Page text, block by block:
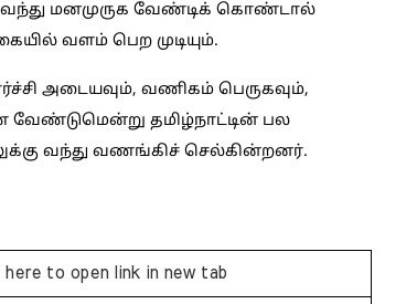
மனமுருக வேண்டிக் கொண்டால்
வளம் பெற முடியும்.
அடையவும், வணிகம் பெருகவும்,
வேண்டுமென்று தமிழ்நாட்டின் பல
வந்து வணங்கிச் செல்கின்றனர்.
here to open link in new tab